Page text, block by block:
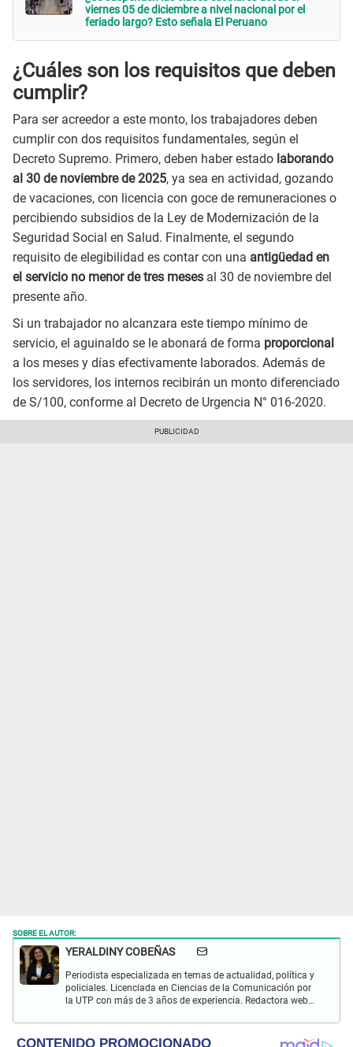
viernes 05 de diciembre a nivel nacional por el
feriado largo? Esto señala El Peruano
¿Cuáles son los requisitos que deben
cumplir?
Para ser acreedor a este monto, los trabajadores deben
cumplir con dos requisitos fundamentales, según el
Decreto Supremo. Primero, deben haber estado laborando
al 30 de noviembre de 2025, ya sea en actividad, gozando
de vacaciones, con licencia con goce de remuneraciones o
percibiendo subsidios de la Ley de Modernización de la
Seguridad Social en Salud. Finalmente, el segundo
requisito de elegibilidad es contar con una antigüedad en
el servicio no menor de tres meses al 30 de noviembre del
presente año.
Si un trabajador no alcanzara este tiempo mínimo de
servicio, el aguinaldo se le abonará de forma proporcional
a los meses y días efectivamente laborados. Además de
los servidores, los internos recibirán un monto diferenciado
de S/100, conforme al Decreto de Urgencia N° 016-2020.
SOBRE EL AUTOR:
YERALDINY COBEÑAS
Periodista especializada en temas de actualidad, política y
policiales. Licenciada en Ciencias de la Comunicación por
la UTP con más de 3 años de experiencia. Redactora web
en temas relacionados con misterios, películas y series
policiales.